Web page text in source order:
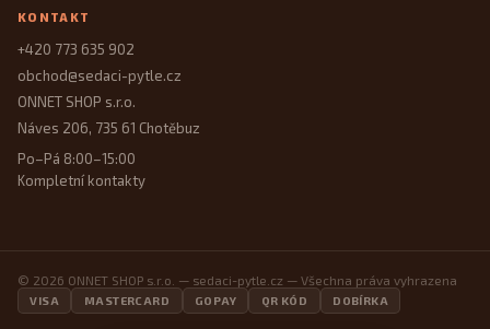
KONTAKT
+420 773 635 902
obchod@sedaci-pytle.cz
ONNET SHOP s.r.o.
Náves 206, 735 61 Chotěbuz
Po–Pá 8:00–15:00
Kompletní kontakty
© 2026 ONNET SHOP s.r.o. — sedaci-pytle.cz — Všechna práva vyhrazena
VISA MASTERCARD GOPAY QR KÓD DOBÍRKA